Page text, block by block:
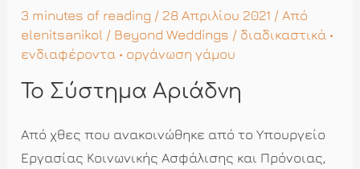
3 minutes of reading / 28 Απριλίου 2021 / Από
elenitsanikol / Beyond Weddings / διαδικαστικά •
ενδιαφέροντα • οργάνωση γάμου
Το Σύστημα Αριάδνη
Από χθες που ανακοινώθηκε από το Υπουργείο
Εργασίας Κοινωνικής Ασφάλισης και Πρόνοιας,